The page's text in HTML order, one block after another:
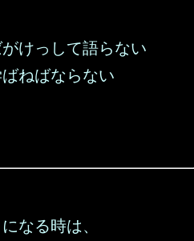
がけっして語らない
ねばならない
なる時は、